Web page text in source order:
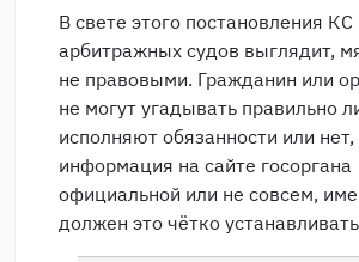
В свете этого постановления
арбитражных судов выглядит,
не правовыми. Гражданин или
не могут угадывать правильно
исполняют обязанности или
информация на сайте госоргана
официальной или не совсем,
должен это чётко